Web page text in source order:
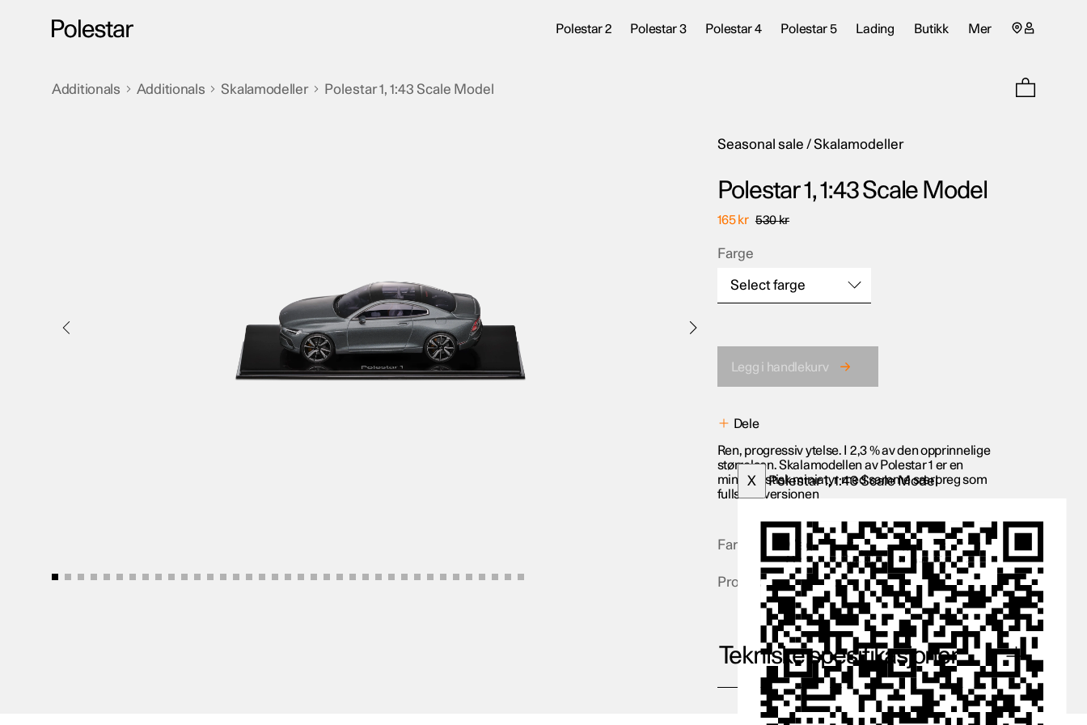
Hopp
Polestar 2 Polestar 3 Polestar 4 Polestar 5 Lading Butikk Mer
Min
Additionals > Additionals > Skalamodeller > Polestar 1, 1:43 Scale Model
Seasonal sale /Skalamodeller
Polestar 1, 1:43 Scale Model
165 kr 530kr
Farge
Select farge
Legg i handlekurv
Dele
X Polestar 1, 1:43 Scale Model
Ren, progressiv ytelse. I 2,3 % av den opprinnelige
størrelsen. Skalamodellen av Polestar 1 er en
minimalistisk miniatyr med samme særpreg som
fullskalaversjonen
Farge
Magnesium, Midnight, Osmium,
Osmium (Matte), Snow, Space
Produktnummer PS001
Tekniske spesifikasjoner